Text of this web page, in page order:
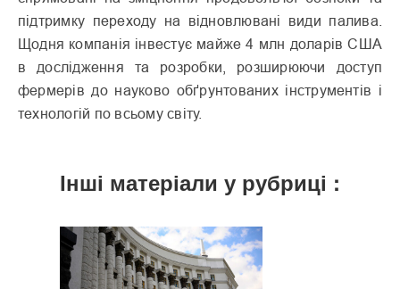
підтримку переходу на відновлювані види палива.
Щодня компанія інвестує майже 4 млн доларів США
в дослідження та розробки, розширюючи доступ
фермерів до науково обґрунтованих інструментів і
технологій по всьому світу.
Інші матеріали у рубриці :